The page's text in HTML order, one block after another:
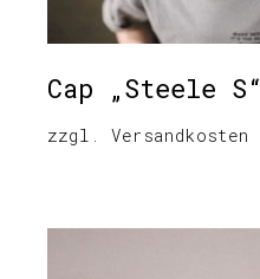
Cap „Steele S“
zzgl.Versandkosten